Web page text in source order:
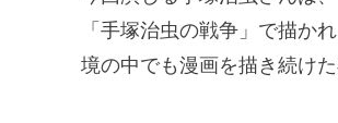
「手塚治虫の戦争」で描か
境の中でも漫画を描き続け